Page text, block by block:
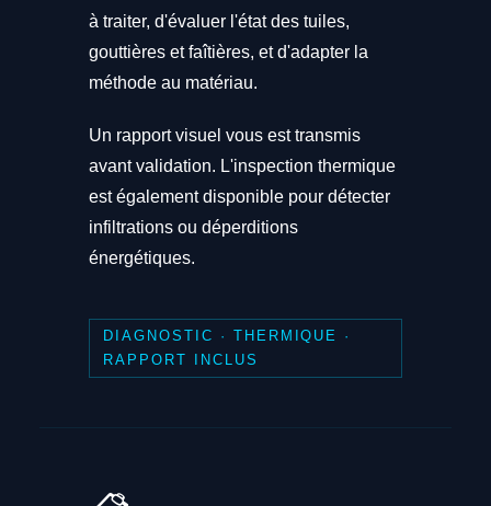
à traiter, d'évaluer l'état des tuiles,
gouttières et faîtières, et d'adapter la
méthode au matériau.
Un rapport visuel vous est transmis
avant validation. L'inspection thermique
est également disponible pour détecter
infiltrations ou déperditions
énergétiques.
DIAGNOSTIC · THERMIQUE ·
RAPPORT INCLUS